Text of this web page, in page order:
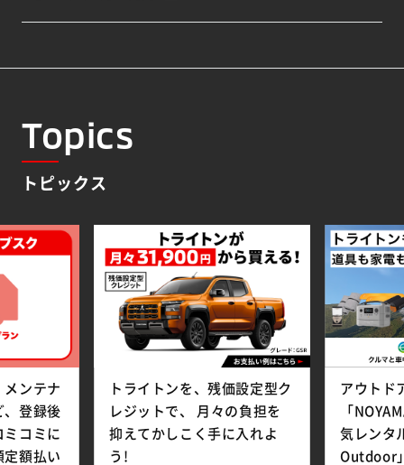
Topics
トピックス
メンテナ
、登録後
ミコミに
定額払い
トライトンを、残価設定型ク
レジットで、 月々の負担を
抑えてかしこく手に入れよ
う!
アウトド
「
気レンタ
Outdoor